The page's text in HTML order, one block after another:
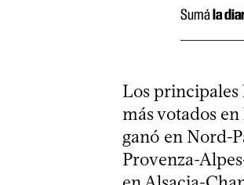
Sumála
Los principales
más votados
ganó en Nord-
Provenza-